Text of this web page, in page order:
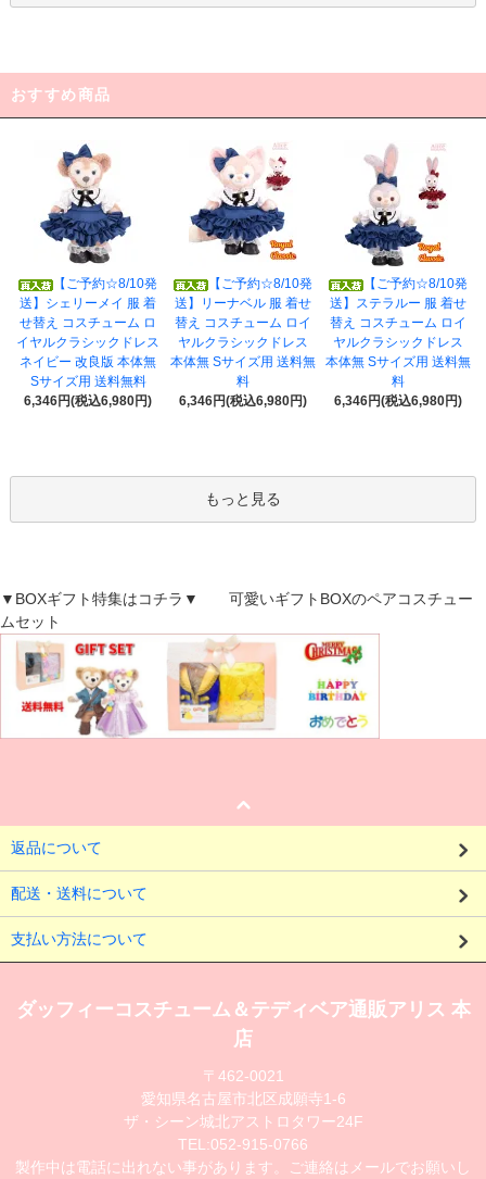
おすすめ商品
【ご予約☆8/10発
送】シェリーメイ 服 着
せ替え コスチューム ロ
イヤルクラシックドレス
ネイビー 改良版 本体無
Sサイズ用 送料無料
6,346円(税込6,980円)
【ご予約☆8/10発
送】リーナベル 服 着せ
替え コスチューム ロイ
ヤルクラシックドレス
本体無 Sサイズ用 送料無
料
6,346円(税込6,980円)
【ご予約☆8/10発
送】ステラルー 服 着せ
替え コスチューム ロイ
ヤルクラシックドレス
本体無 Sサイズ用 送料無
料
6,346円(税込6,980円)
もっと見る
▼BOXギフト特集はコチラ▼ 可愛いギフトBOXのペアコスチュー
ムセット
返品について
配送・送料について
支払い方法について
ダッフィーコスチューム＆テディベア通販アリス 本
店
〒462-0021
愛知県名古屋市北区成願寺1-6
ザ・シーン城北アストロタワー24F
TEL:052-915-0766
製作中は電話に出れない事があります。ご連絡はメールでお願いし